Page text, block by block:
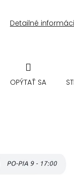
Detailné
OPÝTAŤ SA